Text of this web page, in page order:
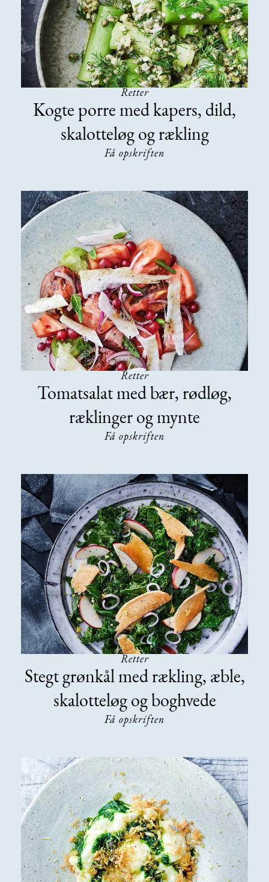
Retter
Kogte porre med kapers, dild,
skalotteløg og rækling
Få opskriften
Retter
Tomatsalat med bær, rødløg,
ræklinger og mynte
Få opskriften
Retter
Stegt grønkål med rækling, æble,
skalotteløg og boghvede
Få opskriften